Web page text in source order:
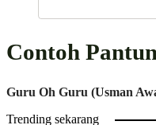
Contoh
Guru Oh Guru (Usman
Trending sekarang